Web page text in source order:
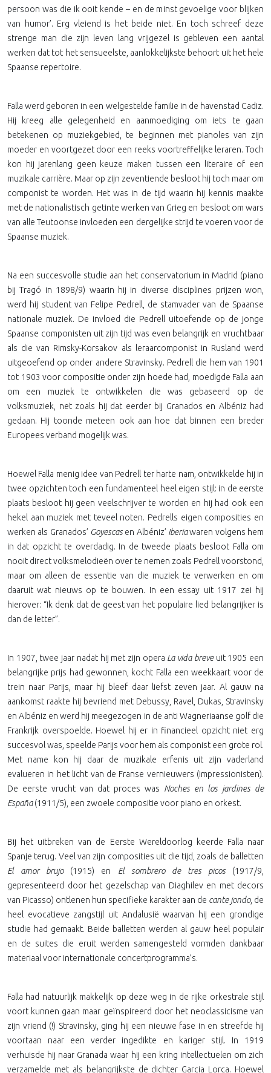
persoon was die ik ooit kende – en de minst gevoelige voor blijken
van humor’. Erg vleiend is het beide niet. En toch schreef deze
strenge man die zijn leven lang vrijgezel is gebleven een aantal
werken dat tot het sensueelste, aanlokkelijkste behoort uit het hele
Spaanse repertoire.
Falla werd geboren in een welgestelde familie in de havenstad Cadiz.
Hij kreeg alle gelegenheid en aanmoediging om iets te gaan
betekenen op muziekgebied, te beginnen met pianoles van zijn
moeder en voortgezet door een reeks voortreffelijke leraren. Toch
kon hij jarenlang geen keuze maken tussen een literaire of een
muzikale carrière. Maar op zijn zeventiende besloot hij toch maar om
componist te worden. Het was in de tijd waarin hij kennis maakte
met de nationalistisch getinte werken van Grieg en besloot om wars
van alle Teutoonse invloeden een dergelijke strijd te voeren voor de
Spaanse muziek.
Na een succesvolle studie aan het conservatorium in Madrid (piano
bij Tragó in 1898/9) waarin hij in diverse disciplines prijzen won,
werd hij student van Felipe Pedrell, de stamvader van de Spaanse
nationale muziek. De invloed die Pedrell uitoefende op de jonge
Spaanse componisten uit zijn tijd was even belangrijk en vruchtbaar
als die van Rimsky-Korsakov als leraarcomponist in Rusland werd
uitgeoefend op onder andere Stravinsky. Pedrell die hem van 1901
tot 1903 voor compositie onder zijn hoede had, moedigde Falla aan
om een muziek te ontwikkelen die was gebaseerd op de
volksmuziek, net zoals hij dat eerder bij Granados en Albéniz had
gedaan. Hij toonde meteen ook aan hoe dat binnen een breder
Europees verband mogelijk was.
Hoewel Falla menig idee van Pedrell ter harte nam, ontwikkelde hij in
twee opzichten toch een fundamenteel heel eigen stijl: in de eerste
plaats besloot hij geen veelschrijver te worden en hij had ook een
hekel aan muziek met teveel noten. Pedrells eigen composities en
werken als Granados’ Goyescasen Albéniz’ Iberiawaren volgens hem
in dat opzicht te overdadig. In de tweede plaats besloot Falla om
nooit direct volksmelodieën over te nemen zoals Pedrell voorstond,
maar om alleen de essentie van die muziek te verwerken en om
daaruit wat nieuws op te bouwen. In een essay uit 1917 zei hij
hierover: “Ik denk dat de geest van het populaire lied belangrijker is
dan de letter”.
In 1907, twee jaar nadat hij met zijn opera La vida breve uit 1905 een
belangrijke prijs had gewonnen, kocht Falla een weekkaart voor de
trein naar Parijs, maar hij bleef daar liefst zeven jaar. Al gauw na
aankomst raakte hij bevriend met Debussy, Ravel, Dukas, Stravinsky
en Albéniz en werd hij meegezogen in de anti Wagneriaanse golf die
Frankrijk overspoelde. Hoewel hij er in financieel opzicht niet erg
succesvol was, speelde Parijs voor hem als componist een grote rol.
Met name kon hij daar de muzikale erfenis uit zijn vaderland
evalueren in het licht van de Franse vernieuwers (impressionisten).
De eerste vrucht van dat proces was Noches en los jardines de
España(1911/5), een zwoele compositie voor piano en orkest.
Bij het uitbreken van de Eerste Wereldoorlog keerde Falla naar
Spanje terug. Veel van zijn composities uit die tijd, zoals de balletten
El amor brujo (1915) en El sombrero de tres picos (1917/9,
gepresenteerd door het gezelschap van Diaghilev en met decors
van Picasso) ontlenen hun specifieke karakter aan de cante jondo, de
heel evocatieve zangstijl uit Andalusië waarvan hij een grondige
studie had gemaakt. Beide balletten werden al gauw heel populair
en de suites die eruit werden samengesteld vormden dankbaar
materiaal voor internationale concertprogramma’s.
Falla had natuurlijk makkelijk op deze weg in de rijke orkestrale stijl
voort kunnen gaan maar geïnspireerd door het neoclassicisme van
zijn vriend (!) Stravinsky, ging hij een nieuwe fase in en streefde hij
voortaan naar een verder ingedikte en kariger stijl. In 1919
verhuisde hij naar Granada waar hij een kring intellectuelen om zich
verzamelde met als belangrijkste de dichter Garcia Lorca. Hoewel